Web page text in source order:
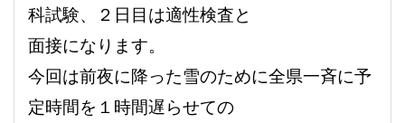
科試験、２日目は適性検査と
面接になります。
今回は前夜に降った雪のために全県一斉に予
定時間を１時間遅らせての